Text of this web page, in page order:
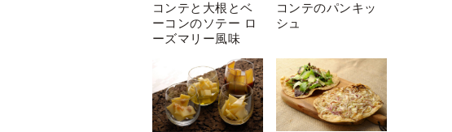
コンテと大根とベ
ーコンのソテー ロ
ーズマリー風味
コンテのパンキッ
シュ